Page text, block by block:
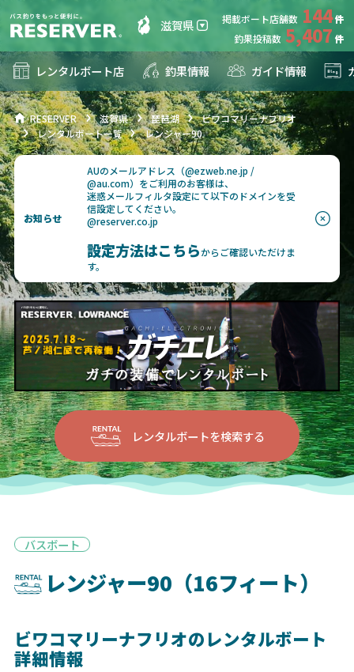
滋賀県 掲載ボート店舗数 144
釣果投稿数 5,407
レンタルボート店 釣果情報 ガイド情報
RESERVER 滋賀県 琵琶湖
ビワコマリーナフリオ
レンタルボート一覧
レンジャー90
お知らせ
AUのメールアドレス（@ezweb.ne.jp /
@au.com）をご利用のお客様は、
迷惑メールフィルタ設定にて以下のドメインを受
信設定してください。
@reserver.co.jp
設定方法はこちらからご確認いただけま
す。
レンタルボートを検索する
バスボート
レンジャー90（16フィート）
ビワコマリーナフリオのレンタルボート
詳細情報